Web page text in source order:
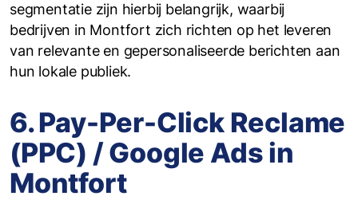
segmentatie zijn hierbij belangrijk, waarbij
bedrijven in Montfort zich richten op het leveren
van relevante en gepersonaliseerde berichten aan
hun lokale publiek.
6. Pay-Per-Click Reclame
(PPC) / Google Ads in
Montfort